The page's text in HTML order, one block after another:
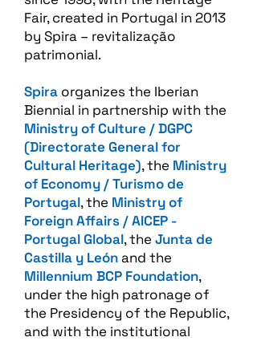
Fair, created in Portugal in 2013
by Spira – revitalização
patrimonial.​
Spira organizes the Iberian
Biennial in partnership with the
Ministry of Culture / DGPC
(Directorate General for
Cultural Heritage), the Ministry
of Economy / Turismo de
Portugal, the Ministry of
Foreign Affairs / AICEP -
Portugal Global, theJunta de
Castilla y Leónand the
Millennium BCP Foundation,
under the high patronage of
the Presidency of the Republic,
and with the institutional